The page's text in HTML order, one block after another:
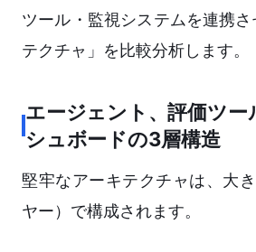
ツール・監視システムを連携
テクチャ」を比較分析します。
エージェント、評価ツー
シュボードの3層構造
堅牢なアーキテクチャは、大
ヤー）で構成されます。